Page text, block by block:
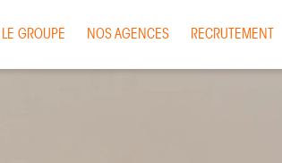
LE GROUPE NOS AGENCES RECRUTEMENT